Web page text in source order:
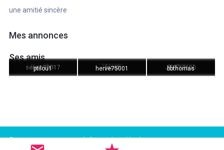
une amitié sincère
Mes annonces
Ses amis
BEUR33100 1SEXYTOOL eagles76
Rosalbin TEEPEE SLATER17
senso75017 frioul JEFF13600
ptilou1 herve75001 bbthomas
Support
Informations légales